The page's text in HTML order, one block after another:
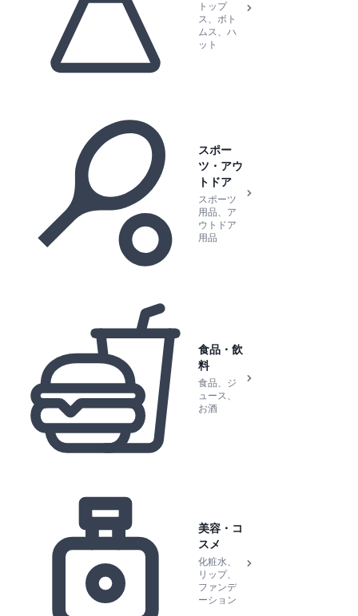
トップ
ス、ボト
ムス、ハ
ット
スポー
ツ・アウ
トドア
スポーツ
用品、ア
ウトドア
用品
食品・飲
料
食品、ジ
ュース、
お酒
美容・コ
スメ
化粧水、
リップ、
ファンデ
ーション